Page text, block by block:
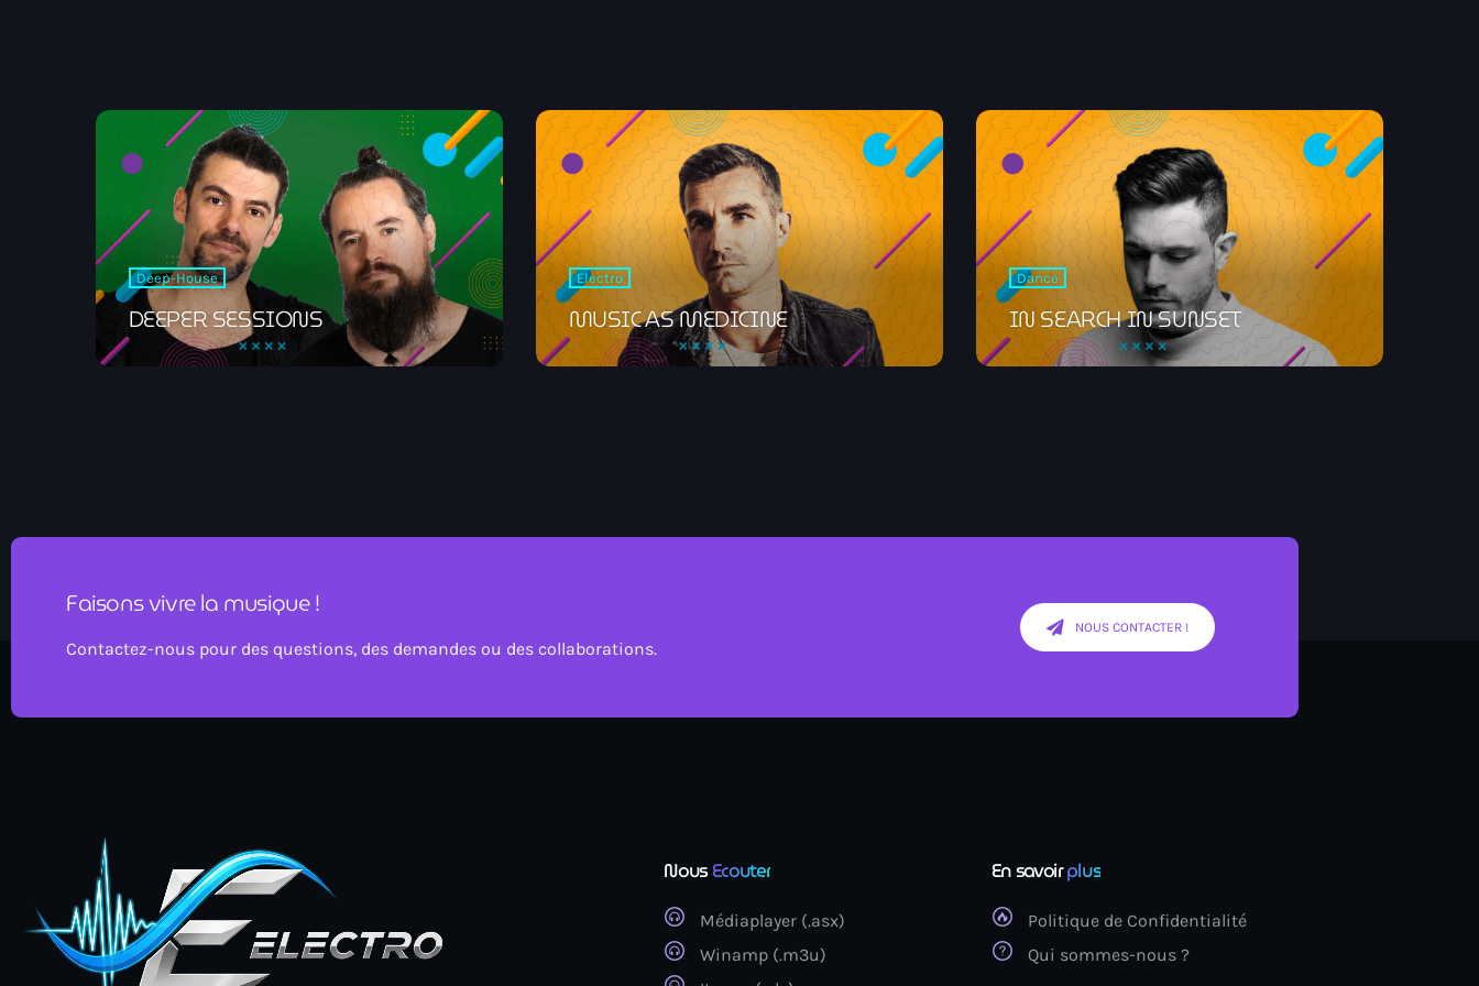
NON STOP MUSIC
15:00 - 18:00
News
ELECTRO RADIO dans votre enceinte ALEXA
Deep-House
DEEPER SESSIONS
Electro
MUSIC AS MEDICINE
Dance
IN SEARCH IN SUNSET
Faisons vivre la musique !
Contactez-nous pour des questions, des demandes ou des collaborations.
NOUS CONTACTER !
NousEcouter
Médiaplayer (.asx)
Winamp (.m3u)
En savoirplus
Politique de Confidentialité
Qui sommes-nous ?